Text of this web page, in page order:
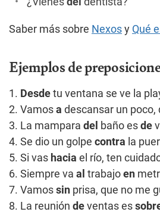
Saber más sobre Nexos y Qué
Ejemplos de
1. Desde tu ventana se ve la
2. Vamos a descansar un
3. La mampara del baño es de
4. Se dio un golpe contra la
5. Si vas hacia el río, ten
6. Siempre va al trabajo en
7. Vamos sin prisa, que no me
8. La reunión de ventas es